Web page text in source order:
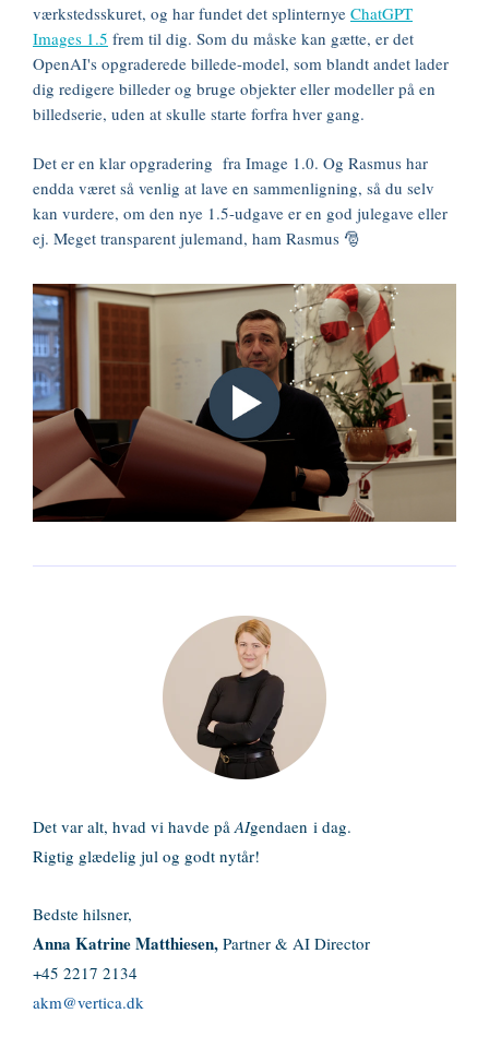
værkstedsskuret, og har fundet det splinternye ChatGPT
Images 1.5 frem til dig. Som du måske kan gætte, er det
OpenAI's opgraderede billede-model, som blandt andet lader
dig redigere billeder og bruge objekter eller modeller på en
billedserie, uden at skulle starte forfra hver gang.
Det er en klar opgradering fra Image 1.0. Og Rasmus har
endda været så venlig at lave en sammenligning, så du selv
kan vurdere, om den nye 1.5-udgave er en god julegave eller
ej. Meget transparent julemand, ham Rasmus 🎅
Det var alt, hvad vi havde påAIgendaen i dag.
Rigtig glædelig jul og godt nytår!
Bedste hilsner,
Anna Katrine Matthiesen, Partner & AI Director
+45 2217 2134
akm@vertica.dk